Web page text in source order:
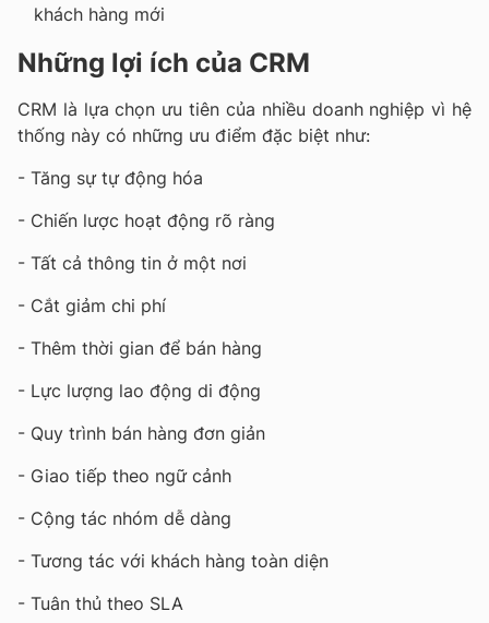
khách hàng mới
Những lợi ích của CRM
CRM là lựa chọn ưu tiên của nhiều doanh nghiệp vì hệ
thống này có những ưu điểm đặc biệt như:
- Tăng sự tự động hóa
- Chiến lược hoạt động rõ ràng
- Tất cả thông tin ở một nơi
- Cắt giảm chi phí
- Thêm thời gian để bán hàng
- Lực lượng lao động di động
- Quy trình bán hàng đơn giản
- Giao tiếp theo ngữ cảnh
- Cộng tác nhóm dễ dàng
- Tương tác với khách hàng toàn diện
- Tuân thủ theo SLA